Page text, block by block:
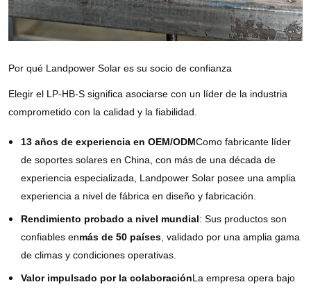
Por qué Landpower Solar es su socio de confianza
Elegir el LP-HB-S significa asociarse con un líder de la industria
comprometido con la calidad y la fiabilidad.
13 años de experiencia en OEM/ODMComo fabricante líder
de soportes solares en China, con más de una década de
experiencia especializada, Landpower Solar posee una amplia
experiencia a nivel de fábrica en diseño y fabricación.
Rendimiento probado a nivel mundial: Sus productos son
confiables enmás de 50 países , validado por una amplia gama
de climas y condiciones operativas.
Valor impulsado por la colaboraciónLa empresa opera bajo